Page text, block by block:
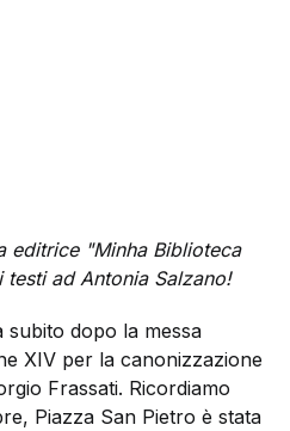
editrice "Minha Biblioteca
ad Antonia Salzano!
subito dopo la messa
XIV per la canonizzazione
Frassati. Ricordiamo
Piazza San Pietro è stata